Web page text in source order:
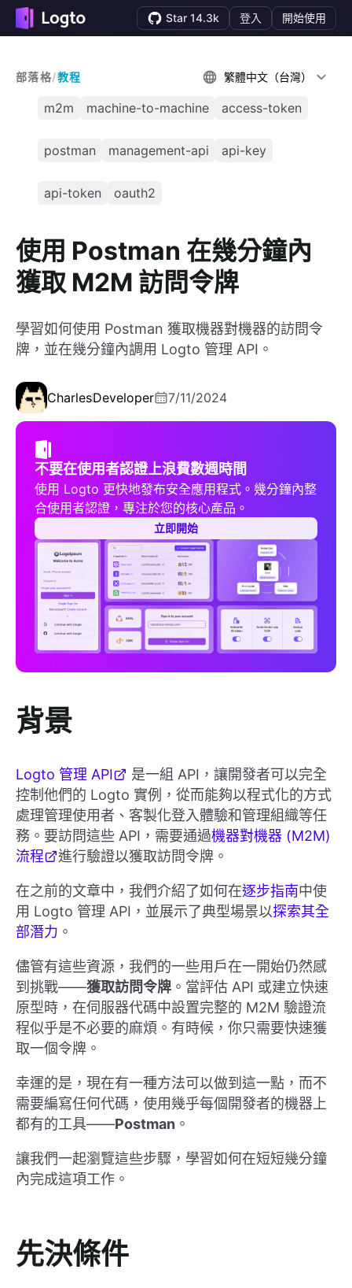
Star 14.3k 登入 開始使用
部落格/教程 繁體中文（台灣）
m2m machine-to-machine access-token
postman management-api api-key
api-token oauth2
使用 Postman 在幾分鐘內
獲取 M2M 訪問令牌
學習如何使用 Postman 獲取機器對機器的訪問令
牌，並在幾分鐘內調用 Logto 管理 API。
CharlesDeveloper 7/11/2024
不要在使用者認證上浪費數週時間
使用 Logto 更快地發布安全應用程式。幾分鐘內整
合使用者認證，專注於您的核心產品。
立即開始
背景
Logto 管理 API
是一組 API，讓開發者可以完全
控制他們的 Logto 實例，從而能夠以程式化的方式
處理管理使用者、客製化登入體驗和管理組織等任
務。要訪問這些 API，需要通過機器對機器 (M2M)
流程
進行驗證以獲取訪問令牌。
在之前的文章中，我們介紹了如何在逐步指南中使
用 Logto 管理 API，並展示了典型場景以探索其全
部潛力 。
儘管有這些資源，我們的一些用戶在一開始仍然感
到挑戰——獲取訪問令牌 。當評估 API 或建立快速
原型時，在伺服器代碼中設置完整的 M2M 驗證流
程似乎是不必要的麻煩。有時候，你只需要快速獲
取一個令牌。
幸運的是，現在有一種方法可以做到這一點，而不
需要編寫任何代碼，使用幾乎每個開發者的機器上
都有的工具——Postman 。
讓我們一起瀏覽這些步驟，學習如何在短短幾分鐘
內完成這項工作。
先決條件